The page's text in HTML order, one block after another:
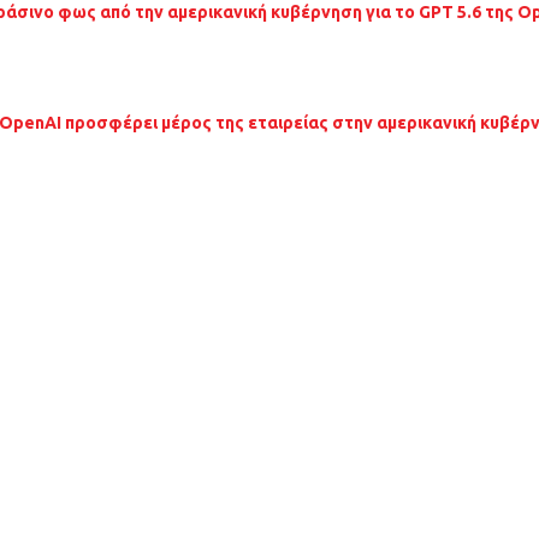
φως από την αμερικανική κυβέρνηση για το GPT 5.6 της
προσφέρει μέρος της εταιρείας στην αμερικανική